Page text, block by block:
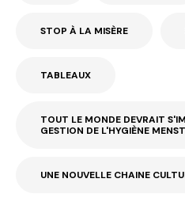
STOP À LA MISÈRE
TABLEAUX
TOUT LE MONDE DEVRAIT
GESTION DE L'HYGIÈNE
UNE NOUVELLE CHAINE